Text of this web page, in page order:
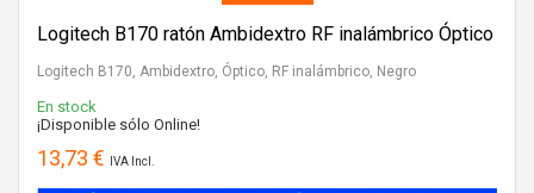
Logitech B170 ratón Ambidextro RF inalámbrico Óptico
Logitech B170, Ambidextro, Óptico, RF inalámbrico, Negro
En stock
¡Disponible sólo Online!
13,73 € IVA Incl.